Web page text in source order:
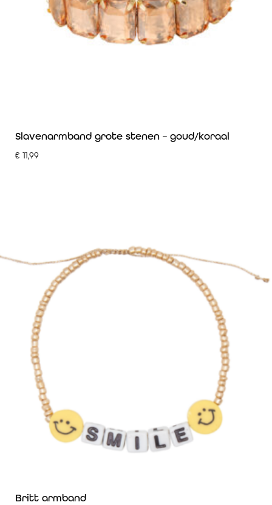
Slavenarmband grote stenen – goud/koraal
€ 11,99
Britt armband